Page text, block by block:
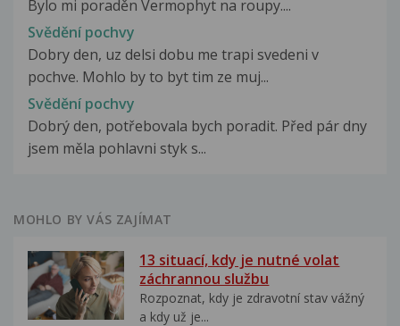
Bylo mi poraděn Vermophyt na roupy....
Svědění pochvy
Dobry den, uz delsi dobu me trapi svedeni v
pochve. Mohlo by to byt tim ze muj...
Svědění pochvy
Dobrý den, potřebovala bych poradit. Před pár dny
jsem měla pohlavni styk s...
MOHLO BY VÁS ZAJÍMAT
13 situací, kdy je nutné volat
záchrannou službu
Rozpoznat, kdy je zdravotní stav vážný
a kdy už je...